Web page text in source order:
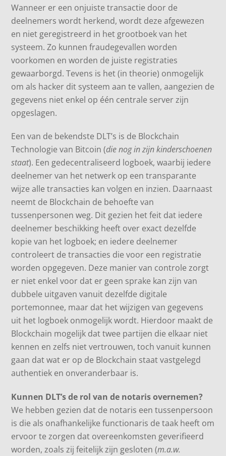
Wanneer er een onjuiste transactie door de
deelnemers wordt herkend, wordt deze afgewezen
en niet geregistreerd in het grootboek van het
systeem. Zo kunnen fraudegevallen worden
voorkomen en worden de juiste registraties
gewaarborgd. Tevens is het (in theorie) onmogelijk
om als hacker dit systeem aan te vallen, aangezien de
gegevens niet enkel op één centrale server zijn
opgeslagen.
Een van de bekendste DLT’s is de Blockchain
Technologie van Bitcoin (die nog in zijn kinderschoenen
staat). Een gedecentraliseerd logboek, waarbij iedere
deelnemer van het netwerk op een transparante
wijze alle transacties kan volgen en inzien. Daarnaast
neemt de Blockchain de behoefte van
tussenpersonen weg. Dit gezien het feit dat iedere
deelnemer beschikking heeft over exact dezelfde
kopie van het logboek; en iedere deelnemer
controleert de transacties die voor een registratie
worden opgegeven. Deze manier van controle zorgt
er niet enkel voor dat er geen sprake kan zijn van
dubbele uitgaven vanuit dezelfde digitale
portemonnee, maar dat het wijzigen van gegevens
uit het logboek onmogelijk wordt. Hierdoor maakt de
Blockchain mogelijk dat twee partijen die elkaar niet
kennen en zelfs niet vertrouwen, toch vanuit kunnen
gaan dat wat er op de Blockchain staat vastgelegd
authentiek en onveranderbaar is.
Kunnen DLT’s de rol van de notaris overnemen?
We hebben gezien dat de notaris een tussenpersoon
is die als onafhankelijke functionaris de taak heeft om
ervoor te zorgen dat overeenkomsten geverifieerd
worden, zoals zij feitelijk zijn gesloten (m.a.w.